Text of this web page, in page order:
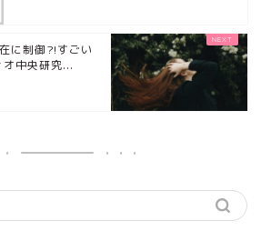
に制御?!すごい
中央研究...